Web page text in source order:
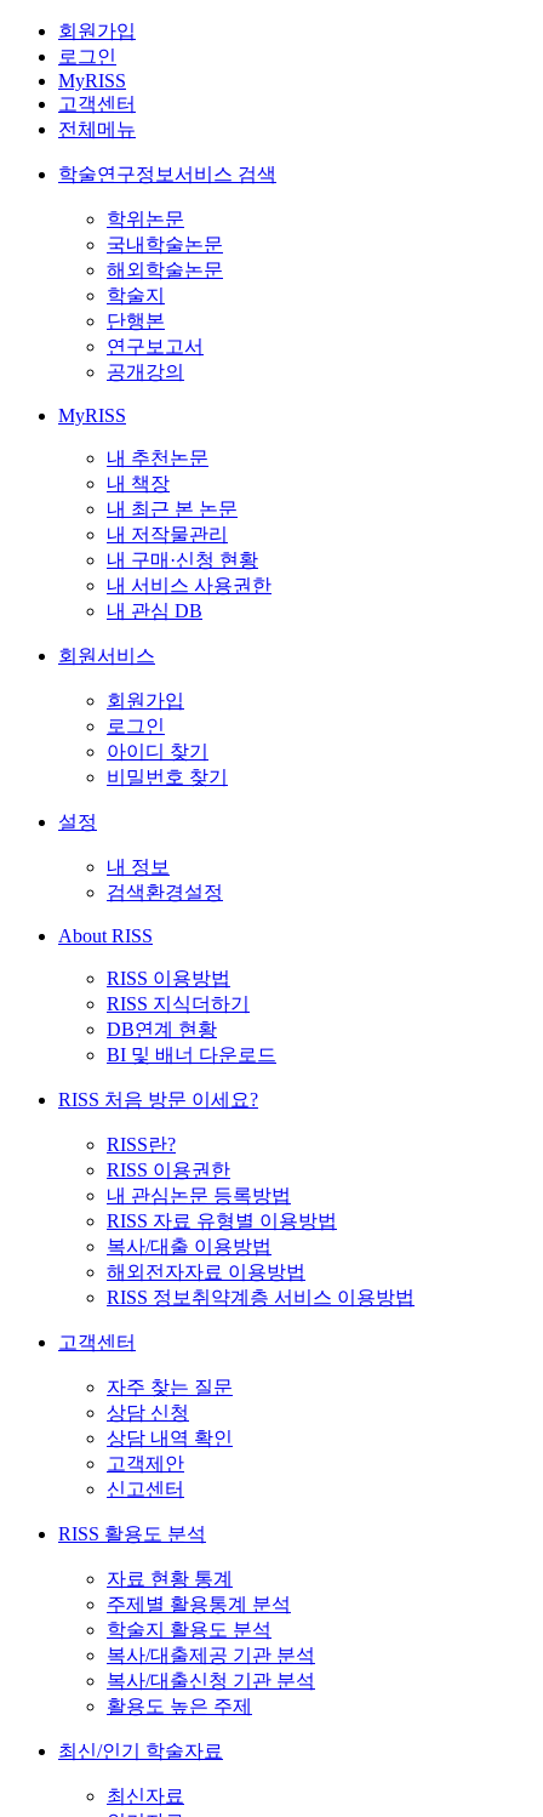
회원가입
로그인
MyRISS
고객센터
전체메뉴
학술연구정보서비스 검색
학위논문
국내학술논문
해외학술논문
학술지
단행본
연구보고서
공개강의
MyRISS
내 추천논문
내 책장
내 최근 본 논문
내 저작물관리
내 구매·신청 현황
내 서비스 사용권한
내 관심 DB
회원서비스
회원가입
로그인
아이디 찾기
비밀번호 찾기
설정
내 정보
검색환경설정
About RISS
RISS 이용방법
RISS 지식더하기
DB연계 현황
BI 및 배너 다운로드
RISS 처음 방문 이세요?
RISS란?
RISS 이용권한
내 관심논문 등록방법
RISS 자료 유형별 이용방법
복사/대출 이용방법
해외전자자료 이용방법
RISS 정보취약계층 서비스 이용방법
고객센터
자주 찾는 질문
상담 신청
상담 내역 확인
고객제안
신고센터
RISS 활용도 분석
자료 현황 통계
주제별 활용통계 분석
학술지 활용도 분석
복사/대출제공 기관 분석
복사/대출신청 기관 분석
활용도 높은 주제
최신/인기 학술자료
최신자료